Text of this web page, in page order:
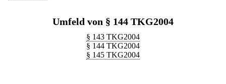
Umfeld von § 144 TKG2004
§ 143 TKG2004
§ 144 TKG2004
§ 145 TKG2004